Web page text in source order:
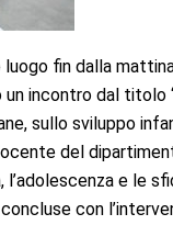
fin dalla
un incontro dal titolo
sullo sviluppo
del
l’adolescenza e le
con